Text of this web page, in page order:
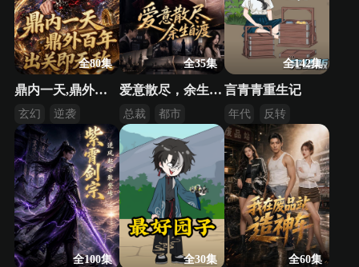
全80集
鼎内一天,鼎外百年,出关即无敌
玄幻
逆袭
修真
全35集
爱意散尽，余生自渡
总裁 都市
全142集
言青青重生记
年代
反转
逆袭
全100集 全30集 全60集